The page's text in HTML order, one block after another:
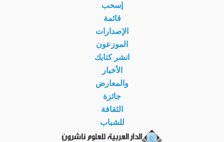
إسحب
قائمة
الإصدارات
الموزعون
انشر كتابك
الأخبار
والمعارض
جائزة
الثقافة
للشباب